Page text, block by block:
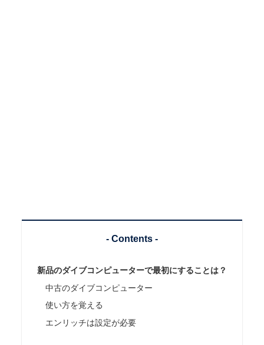
- Contents -
新品のダイブコンピューターで最初にすることは？
中古のダイブコンピューター
使い方を覚える
エンリッチは設定が必要